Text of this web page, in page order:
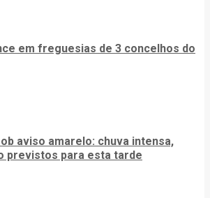
em freguesias de 3 concelhos do
aviso amarelo: chuva intensa,
previstos para esta tarde